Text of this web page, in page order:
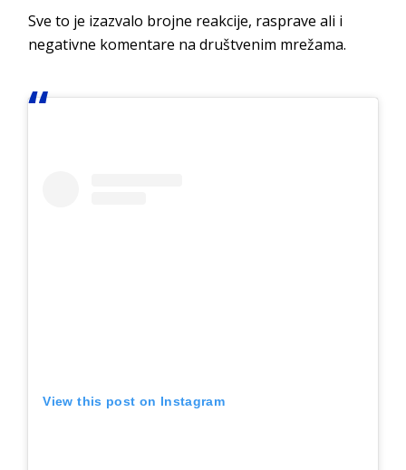
Sve to je izazvalo brojne reakcije, rasprave ali i
negativne komentare na društvenim mrežama.
View this post on Instagram